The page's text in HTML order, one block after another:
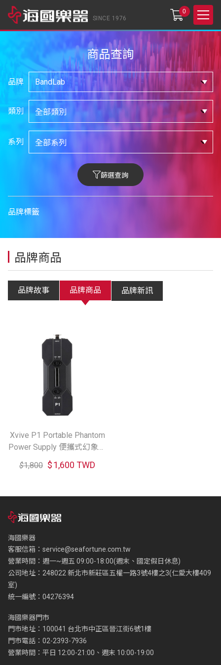
SINCE 1976
0
商品查詢
品牌
類別
系列
篩選查詢
品牌標籤
品牌商品
品牌故事 品牌商品 品牌新訊
Xvive P1 Portable Phantom
Power Supply 便攜式幻象電
源供應器
$1,800 $1,600 TWD
海國樂器
客服信箱： service@seafortune.com.tw
營業時間：週一~週五 09:00-18:00(週末、國定假日休息)
公司地址：248022 新北市新莊區五權一路3號4樓之3(仁愛大樓409
室)
統一編號：04276394
海國樂器門市
門市地址：100041 台北市中正區晉江街6號1樓
門市電話：02-2393-7936
營業時間：平日 12:00-21:00、週末 10:00-19:00